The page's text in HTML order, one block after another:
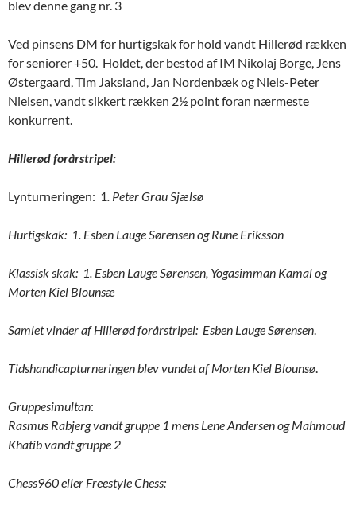
blev denne gang nr. 3
Ved pinsens DM for hurtigskak for hold vandt Hillerød rækken
for seniorer +50. Holdet, der bestod af IM Nikolaj Borge, Jens
Østergaard, Tim Jaksland, Jan Nordenbæk og Niels-Peter
Nielsen, vandt sikkert rækken 2½ point foran nærmeste
konkurrent.
Hillerød forårstripel:
Lynturneringen: 1. Peter Grau Sjælsø
Hurtigskak: 1. Esben Lauge Sørensen og Rune Eriksson
Klassisk skak: 1. Esben Lauge Sørensen, Yogasimman Kamal og
Morten Kiel Blounsæ
Samlet vinder af Hillerød forårstripel: Esben Lauge Sørensen.
Tidshandicapturneringenblev vundet af Morten Kiel Blounsø.
Gruppesimultan:
Rasmus Rabjerg vandt gruppe 1 mens Lene Andersen og Mahmoud
Khatib vandt gruppe 2
Chess960 eller Freestyle Chess: